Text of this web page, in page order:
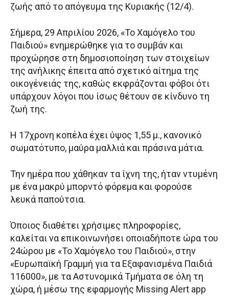
ζωής από το απόγευμα της Κυριακής (12/4).
Σήμερα, 29 Απριλίου 2026, «Το Χαμόγελο του
Παιδιού» ενημερώθηκε για το συμβάν και
προχώρησε στη δημοσιοποίηση των στοιχείων
της ανήλικης έπειτα από σχετικό αίτημα της
οικογένειάς της, καθώς εκφράζονται φόβοι ότι
υπάρχουν λόγοι που ίσως θέτουν σε κίνδυνο τη
ζωή της.
Η 17χρονη κοπέλα έχει ύψος 1,55 μ., κανονικό
σωματότυπο, μαύρα μαλλιά και πράσινα μάτια.
Την ημέρα που χάθηκαν τα ίχνη της, ήταν ντυμένη
με ένα μακρύ μπορντό φόρεμα και φορούσε
λευκά παπούτσια.
Όποιος διαθέτει χρήσιμες πληροφορίες,
καλείται να επικοινωνήσει οποιαδήποτε ώρα του
24ώρου με «Το Χαμόγελο του Παιδιού», στην
«Ευρωπαϊκή Γραμμή για τα Εξαφανισμένα Παιδιά
116000», με τα Αστυνομικά Τμήματα σε όλη τη
χώρα, ή μέσω της εφαρμογής Missing Alert app